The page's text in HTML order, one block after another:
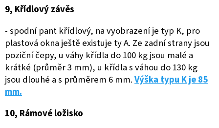
9, Křídlový závěs
- spodní pant křídlový, na vyobrazení je typ K, pro
plastová okna ještě existuje ty A. Ze zadní strany jsou
poziční čepy, u váhy křídla do 100 kg jsou malé a
krátké (průměr 3 mm), u křídla s váhou do 130 kg
jsou dlouhé a s průměrem 6 mm.Výška typu K je 85
mm.
10, Rámové ložisko